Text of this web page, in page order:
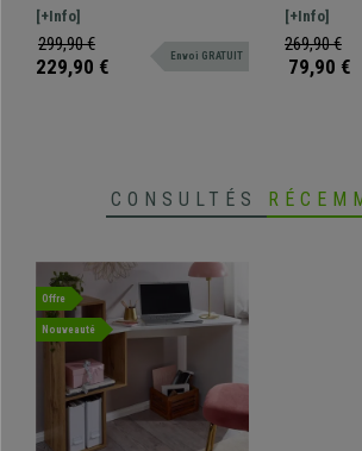
Bois, Blanc
et 74 cm de hauteur. Style Design
avec une surface Blanche.
[+Info]
299,90 €
229,90 € Envoi GRATUIT
Noir
Dimensions
secrétaire
[+Info]
269,90 €
79,90 €
CONSULTÉS
Offre
Nouveauté